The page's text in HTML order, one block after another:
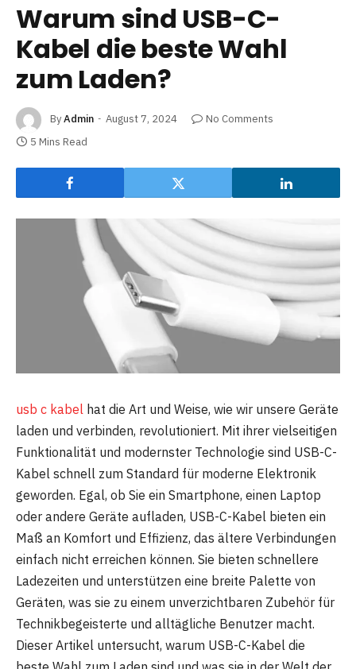
Warum sind USB-C-
Kabel die beste Wahl
zum Laden?
ByAdmin August 7, 2024
No Comments
5 Mins Read
usb c kabel hat die Art und Weise, wie wir unsere Geräte
laden und verbinden, revolutioniert. Mit ihrer vielseitigen
Funktionalität und modernster Technologie sind USB-C-
Kabel schnell zum Standard für moderne Elektronik
geworden. Egal, ob Sie ein Smartphone, einen Laptop
oder andere Geräte aufladen, USB-C-Kabel bieten ein
Maß an Komfort und Effizienz, das ältere Verbindungen
einfach nicht erreichen können. Sie bieten schnellere
Ladezeiten und unterstützen eine breite Palette von
Geräten, was sie zu einem unverzichtbaren Zubehör für
Technikbegeisterte und alltägliche Benutzer macht.
Dieser Artikel untersucht, warum USB-C-Kabel die